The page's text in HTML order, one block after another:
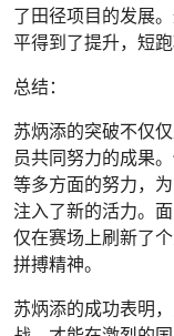
了田径项目的发展
平得到了提升，短
总结：
苏炳添的突破不仅
员共同努力的成果
等多方面的努力，
注入了新的活力。
仅在赛场上刷新了
拼搏精神。
苏炳添的成功表明